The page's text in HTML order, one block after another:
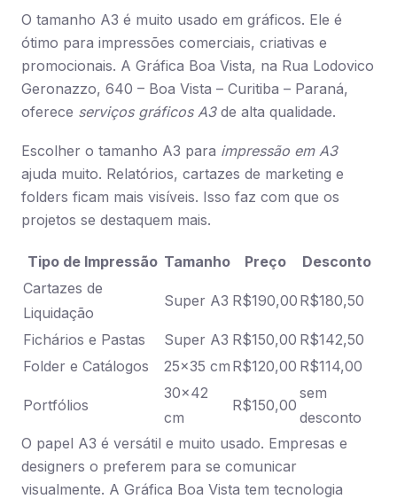
O tamanho A3 é muito usado em gráficos. Ele é
ótimo para impressões comerciais, criativas e
promocionais. A Gráfica Boa Vista, na Rua Lodovico
Geronazzo, 640 – Boa Vista – Curitiba – Paraná,
oferece serviços gráficos A3de alta qualidade.
Escolher o tamanho A3 para impressão em A3
ajuda muito. Relatórios, cartazes de marketing e
folders ficam mais visíveis. Isso faz com que os
projetos se destaquem mais.
Tipo de Impressão Tamanho Preço
Desconto
Cartazes de
Liquidação
Super A3 R$190,00 R$180,50
Fichários e Pastas Super A3 R$150,00 R$142,50
Folder e Catálogos
25×35 cm R$120,00 R$114,00
Portfólios
30×42
cm
R$150,00
sem
desconto
O papel A3 é versátil e muito usado. Empresas e
designers o preferem para se comunicar
visualmente. A Gráfica Boa Vista tem tecnologia